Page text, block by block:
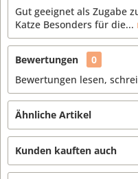
Gut geeignet als Zugabe
Katze Besonders für die...
Bewertungen
0
Bewertungen lesen,
Ähnliche Artikel
Kunden kauften auch